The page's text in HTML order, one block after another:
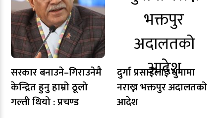
सरकार बनाउने–गिराउनेमै
केन्द्रित हुनु हाम्रो ठूलो
गल्ती थियो : प्रचण्ड
दुर्गा प्रसाईंलाई थुनामा
नराख्न भक्तपुर अदालतको
आदेश